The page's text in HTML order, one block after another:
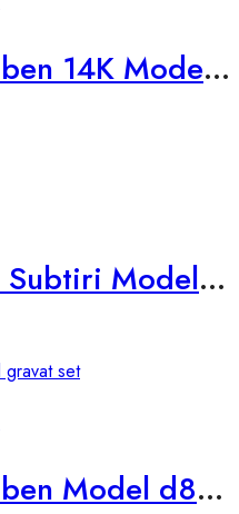
Verighete Aur Galben 14K Model d632-g
Verighete Aur Alb Subtiri Model d678-a
Verighete Aur Galben Model d838-g